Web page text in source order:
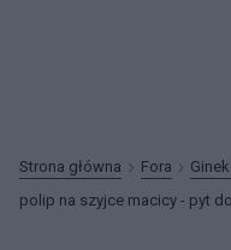
Strona główna Fora
polip na szyjce macicy - pyt